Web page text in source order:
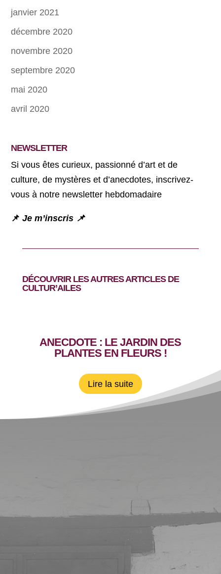
janvier 2021
décembre 2020
novembre 2020
septembre 2020
mai 2020
avril 2020
NEWSLETTER
Si vous êtes curieux, passionné d’art et de
culture, de mystères et d’anecdotes, inscrivez-
vous à notre newsletter hebdomadaire
📌Je m’inscris 📌
DÉCOUVRIR LES AUTRES ARTICLES DE
CULTUR’AILES
ANECDOTE : LE JARDIN DES
PLANTES EN FLEURS !
Lire la suite